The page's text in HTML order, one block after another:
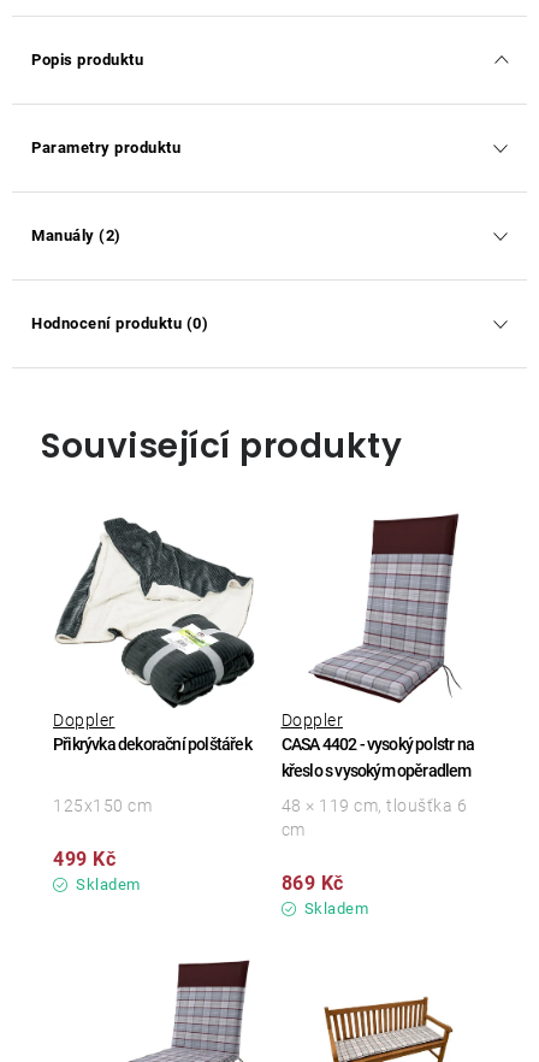
Popis produktu
Parametry produktu
Manuály (2)
Hodnocení produktu (0)
Související produkty
Přikrývka dekorační polštářek
Doppler
Skladem
499 Kč
125x150 cm
CASA 4402 - vysoký polstr na
křeslo s vysokým opěradlem
Doppler
Skladem
869 Kč
48 × 119 cm, tloušťka 6
cm